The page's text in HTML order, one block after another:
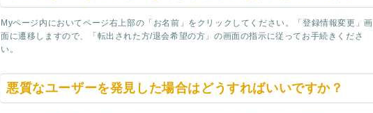
Myページ内においてページ右上部の「お名前」をクリックしてください。「登録情報変更」画
面に遷移しますので、「転出された方/退会希望の方」の画面の指示に従ってお手続きくださ
い。
悪質なユーザーを発見した場合はどうすればいいですか？